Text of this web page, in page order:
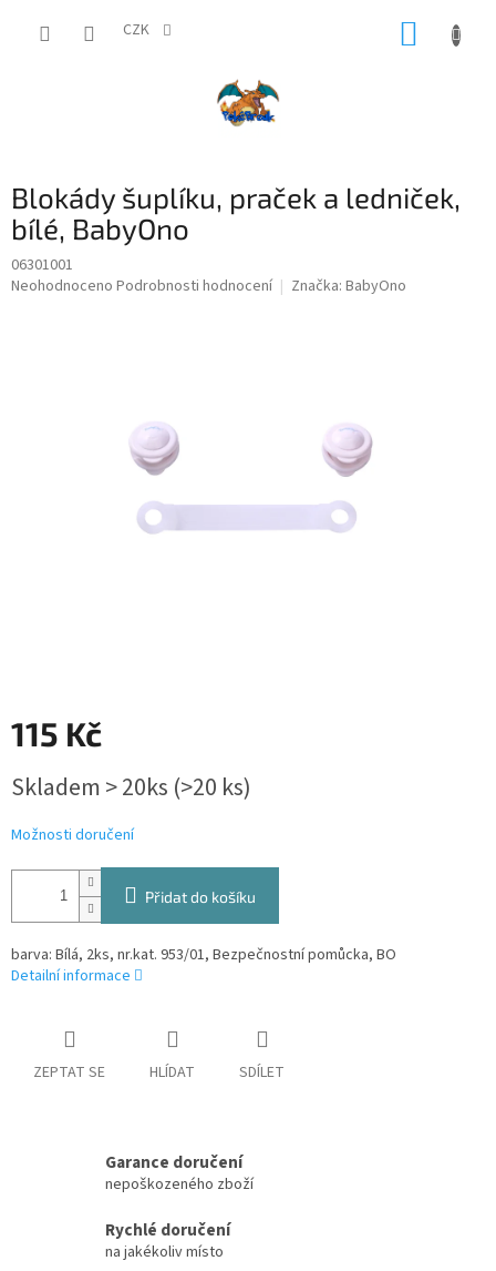
CZK
Blokády šuplíku, praček a ledniček,
bílé, BabyOno
06301001
Průměrné
Neohodnoceno Podrobnosti hodnocení Značka: BabyOno
115 Kč
cena:
Skladem > 20ks (>20 ks)
Možnosti doručení
Přidat do košíku
barva: Bílá, 2ks, nr.kat. 953/01, Bezpečnostní pomůcka, BO
Detailní informace
ZEPTAT SE HLÍDAT SDÍLET
Garance doručení
nepoškozeného zboží
Rychlé doručení
na jakékoliv místo